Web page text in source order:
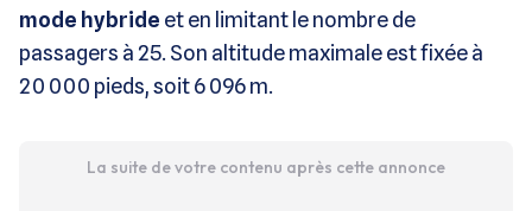
mode hybride et en limitant le nombre de
passagers à 25. Son altitude maximale est fixée à
20 000 pieds, soit 6 096 m.
La suite de votre contenu après cette annonce